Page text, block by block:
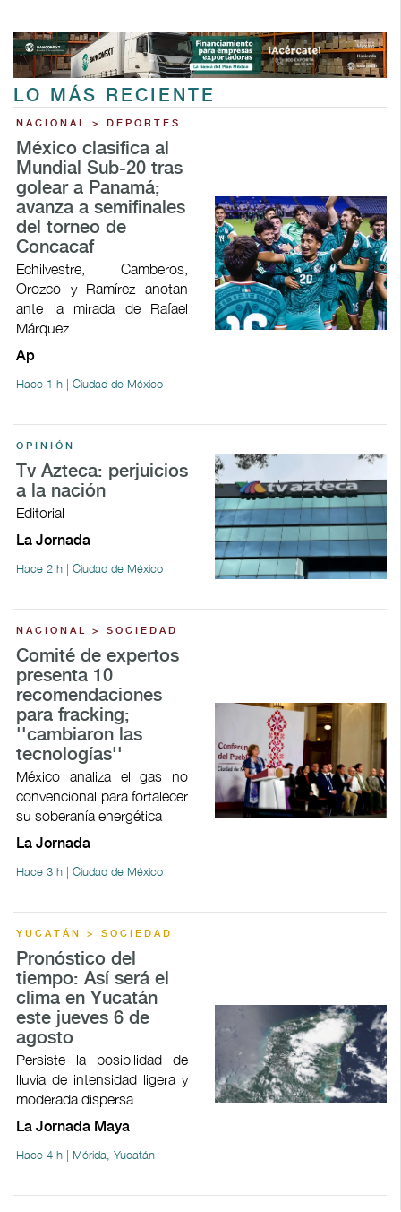
LO MÁS RECIENTE
NACIONAL > DEPORTES
México clasifica al
Mundial Sub-20 tras
golear a Panamá;
avanza a semifinales
del torneo de
Concacaf
Echilvestre, Camberos,
Orozco y Ramírez anotan
ante la mirada de Rafael
Márquez
Ap
Hace 1 h | Ciudad de México
OPINIÓN
Tv Azteca: perjuicios
a la nación
Editorial
La Jornada
Hace 2 h | Ciudad de México
NACIONAL > SOCIEDAD
Comité de expertos
presenta 10
recomendaciones
para fracking;
''cambiaron las
tecnologías''
México analiza el gas no
convencional para fortalecer
su soberanía energética
La Jornada
Hace 3 h | Ciudad de México
YUCATÁN > SOCIEDAD
Pronóstico del
tiempo: Así será el
clima en Yucatán
este jueves 6 de
agosto
Persiste la posibilidad de
lluvia de intensidad ligera y
moderada dispersa
La Jornada Maya
Hace 4 h | Mérida, Yucatán